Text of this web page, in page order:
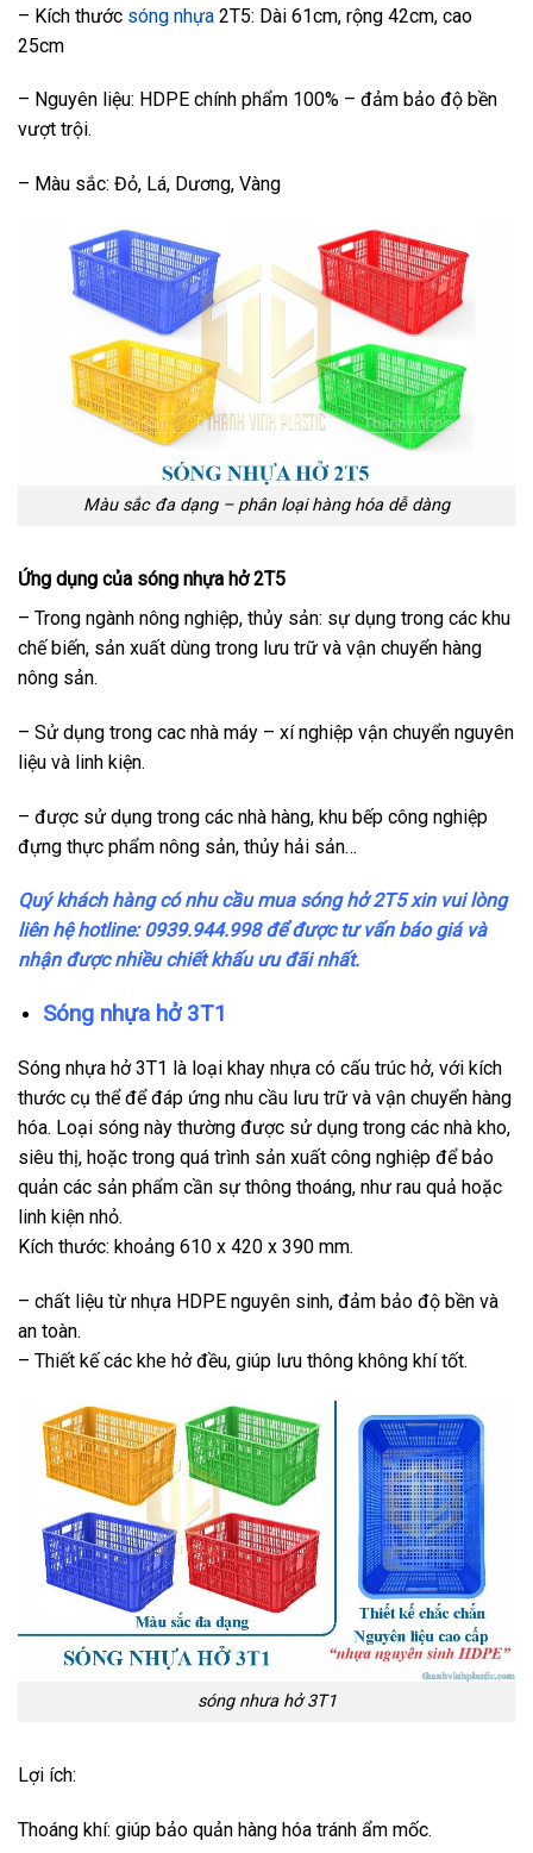
– Kích thước sóng nhựa 2T5: Dài 61cm, rộng 42cm, cao
25cm
– Nguyên liệu: HDPE chính phẩm 100% – đảm bảo độ bền
vượt trội.
– Màu sắc: Đỏ, Lá, Dương, Vàng
Màu sắc đa dạng – phân loại hàng hóa dễ dàng
Ứng dụng của sóng nhựa hở 2T5
– Trong ngành nông nghiệp, thủy sản: sự dụng trong các khu
chế biến, sản xuất dùng trong lưu trữ và vận chuyển hàng
nông sản.
– Sử dụng trong cac nhà máy – xí nghiệp vận chuyển nguyên
liệu và linh kiện.
– được sử dụng trong các nhà hàng, khu bếp công nghiệp
đựng thực phẩm nông sản, thủy hải sản…
Quý khách hàng có nhu cầu mua sóng hở 2T5 xin vui lòng
liên hệ hotline: 0939.944.998 để được tư vấn báo giá và
nhận được nhiều chiết khấu ưu đãi nhất.
Sóng nhựa hở 3T1
Sóng nhựa hở 3T1 là loại khay nhựa có cấu trúc hở, với kích
thước cụ thể để đáp ứng nhu cầu lưu trữ và vận chuyển hàng
hóa. Loại sóng này thường được sử dụng trong các nhà kho,
siêu thị, hoặc trong quá trình sản xuất công nghiệp để bảo
quản các sản phẩm cần sự thông thoáng, như rau quả hoặc
linh kiện nhỏ.
Kích thước: khoảng 610 x 420 x 390 mm.
– chất liệu từ nhựa HDPE nguyên sinh, đảm bảo độ bền và
an toàn.
– Thiết kế các khe hở đều, giúp lưu thông không khí tốt.
sóng nhưa hở 3T1
Lợi ích:
Thoáng khí: giúp bảo quản hàng hóa tránh ẩm mốc.